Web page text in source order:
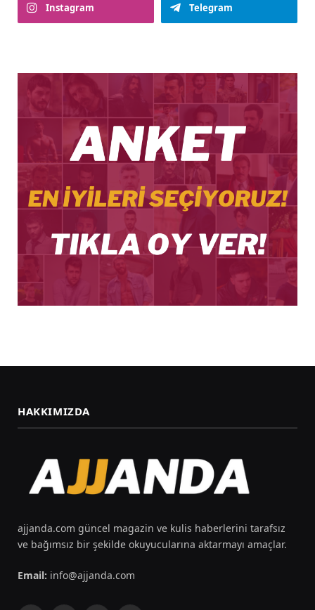
Instagram Telegram
HAKKIMIZDA
ajjanda.com güncel magazin ve kulis haberlerini tarafsız
ve bağımsız bir şekilde okuyucularına aktarmayı amaçlar.
Email: info@ajjanda.com